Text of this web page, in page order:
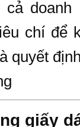
cả
chí để
quyết
giấy